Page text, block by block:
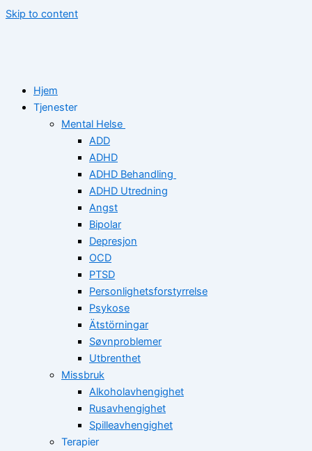
Skip to content
Hjem
Tjenester
Mental Helse
ADD
ADHD
ADHD Behandling
ADHD Utredning
Angst
Bipolar
Depresjon
OCD
PTSD
Personlighetsforstyrrelse
Psykose
Ätstörningar
Søvnproblemer
Utbrenthet
Missbruk
Alkoholavhengighet
Rusavhengighet
Spilleavhengighet
Terapier